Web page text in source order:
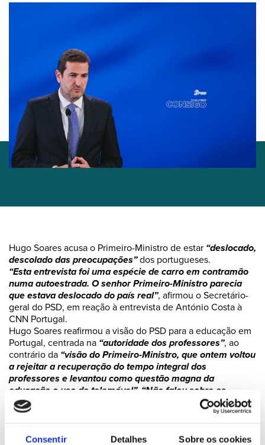
Consentir Detalhes Sobre os cookies
Hugo Soares acusa o Primeiro-Ministro de estar “deslocado,
descolado das preocupações”dos portugueses.
“Esta entrevista foi uma espécie de carro em contramão
numa autoestrada. O senhor Primeiro-Ministro parecia
que estava deslocado do país real”, afirmou o Secretário-
geral do PSD, em reação à entrevista de António Costa à
CNN Portugal.
Hugo Soares reafirmou a visão do PSD para a educação em
Portugal, centrada na “autoridade dos professores”, ao
contrário da “visão do Primeiro-Ministro, que ontem voltou
a rejeitar a recuperação do tempo integral dos
professores e levantou como questão magna da
educação o uso do telemóvel”. “Não falou sobre os
alunos que não têm professores, sobre os pais que levam
os filhos às escolas sem saberem se têm aulas” ,
assinalou.
O Secretário-geral do PSD defende a recuperação da